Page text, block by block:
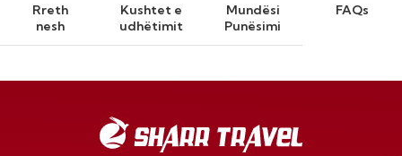
Rreth
nesh
Kushtet e
udhëtimit
Mundësi
Punësimi
FAQs